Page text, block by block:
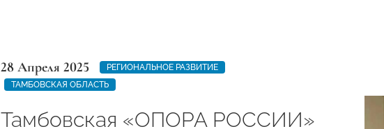
28 Апреля 2025
РЕГИОНАЛЬНОЕ РАЗВИТИЕ
ТАМБОВСКАЯ ОБЛАСТЬ
Тамбовская «ОПОРА РОССИИ»